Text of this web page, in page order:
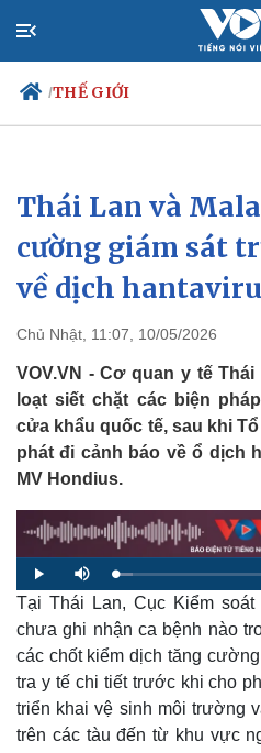
/THẾ GIỚI
Chính trị
Đảng
Tổ chức nhân sự
Quốc hội
Nhận diện sự thật
Thái Lan và
cường giám sát
về dịch
Chủ Nhật, 11:07, 10/05/2026
VOV.VN - Cơ quan y tế
loạt siết chặt các biện
cửa khẩu quốc tế, sau khi
phát đi cảnh báo về ổ dịch
MV Hondius.
P
l
a
y
M
u
t
e
L
o
d
d
5
.
6
6
Tại Thái Lan, Cục Kiểm
chưa ghi nhận ca bệnh nào
các chốt kiểm dịch tăng
tra y tế chi tiết trước khi cho
triển khai vệ sinh môi trường
trên các tàu đến từ khu vực